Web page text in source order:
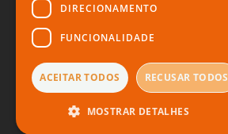
Política de privacidade
Denúncia
Termos e Condições
DIRECIONAMENTO
FUNCIONALIDADE
ACEITAR TODOS RECUSAR TODOS
MOSTRAR DETALHES